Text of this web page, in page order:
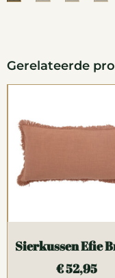
Gerelateerde
Sierkussen Efie
€52,95